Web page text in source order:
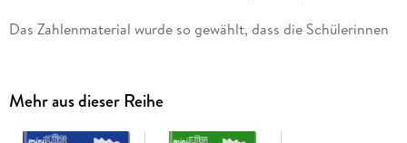
Das Zahlenmaterial wurde so gewählt, dass die Schülerinnen
Durch abwechslungsreiche Illustrationen werden
Rechenregeln, Merksätze, kleine Tipps und Hinweise für den
Mehr aus dieser Reihe